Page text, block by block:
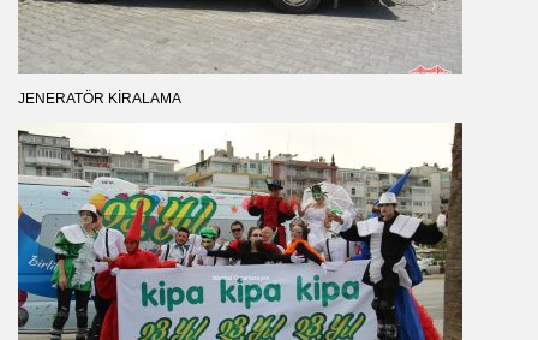
JENERATÖR KIRALAMA